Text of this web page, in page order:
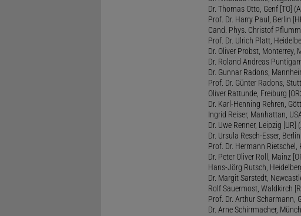
Dr. Thomas Otto, Genf [TO]
Prof. Dr. Harry Paul, Berlin
Cand. Phys. Christof
Prof. Dr. Ulrich Platt,
Dr. Oliver Probst, Monterrey,
Dr. Roland Andreas
Dr. Gunnar Radons,
Prof. Dr. Günter Radons,
Oliver Rattunde, Freiburg
Dr. Karl-Henning Rehren,
Ingrid Reiser, Manhattan,
Dr. Uwe Renner, Leipzig [UR]
Dr. Ursula Resch-Esser,
Prof. Dr. Hermann Rietschel,
Dr. Peter Oliver Roll, Mainz
Hans-Jörg Rutsch,
Dr. Margit Sarstedt,
Rolf Sauermost, Waldkirch
Prof. Dr. Arthur Scharmann,
Dr. Arne Schirrmacher,